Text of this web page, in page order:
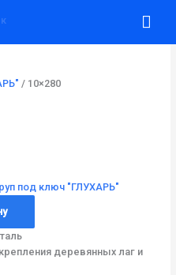
/ 10×280
под ключ "ГЛУХАРЬ"
деревянных лаг и